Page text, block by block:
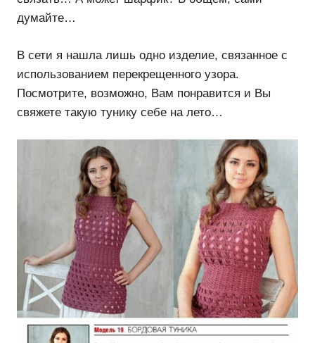
думайте…
В сети я нашла лишь одно изделие, связанное с
использованием перекрещенного узора.
Посмотрите, возможно, Вам понравится и Вы
свяжете такую тунику себе на лето…